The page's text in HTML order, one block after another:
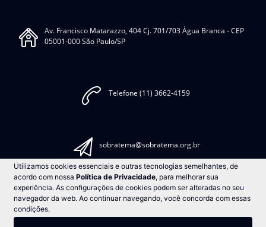
Av. Francisco Matarazzo, 404 Cj. 701/703 Água Branca - CEP
05001-000 São Paulo/SP
Telefone (11) 3662-4159
sobratema@sobratema.org.br
Comunicar Erro
Utilizamos cookies essenciais e outras tecnologias semelhantes, de
acordo com nossa Política de Privacidade, para melhorar sua
experiência. As configurações de cookies podem ser alteradas no seu
navegador da web. Ao continuar navegando, você concorda com essas
condições.